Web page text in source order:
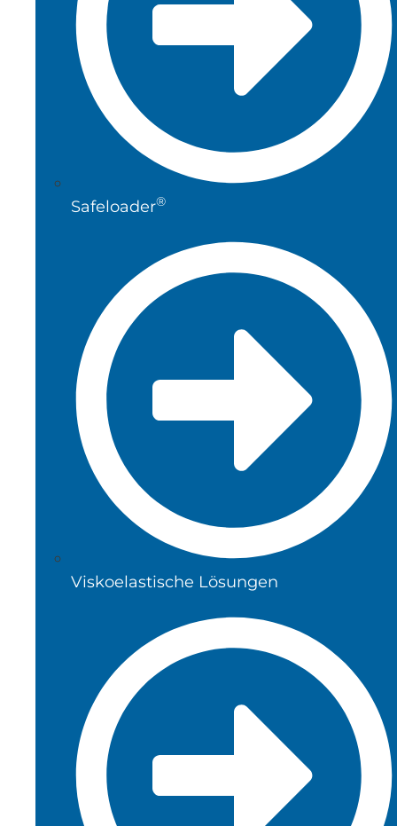
Safeloader®
Viskoelastische Lösungen